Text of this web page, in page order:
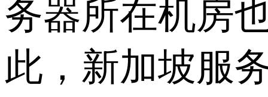
务器所在机房
此，新加坡服